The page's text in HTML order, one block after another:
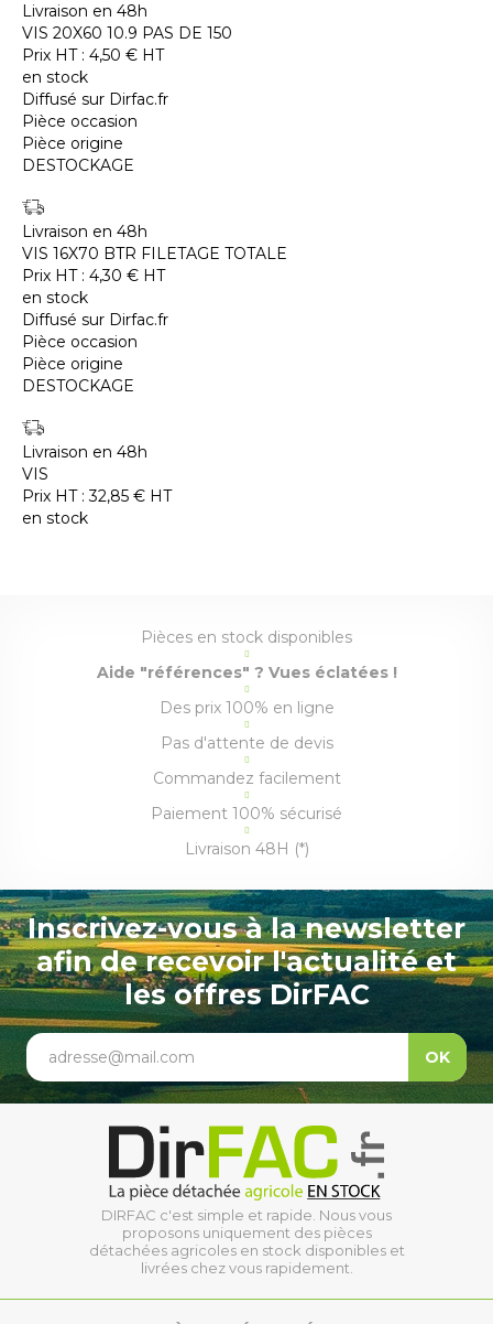
Livraison en 48h
VIS 20X60 10.9 PAS DE 150
Prix HT : 4,50 € HT
en stock
Diffusé sur Dirfac.fr
Pièce occasion
Pièce origine
DESTOCKAGE
Livraison en 48h
VIS 16X70 BTR FILETAGE TOTALE
Prix HT : 4,30 € HT
en stock
Diffusé sur Dirfac.fr
Pièce occasion
Pièce origine
DESTOCKAGE
Livraison en 48h
VIS
Prix HT :32,85 € HT
en stock
Pièces en stock disponibles
Aide "références" ? Vues éclatées !
Des prix 100% en ligne
Pas d'attente de devis
Commandez facilement
Paiement 100% sécurisé
Livraison 48H (*)
Inscrivez-vous à la newsletter
afin de recevoir l'actualité et
les offres DirFAC
adresse@mail.com OK
DIRFAC c'est simple et rapide. Nous vous
proposons uniquement des pièces
détachées agricoles en stock disponibles et
livrées chez vous rapidement.